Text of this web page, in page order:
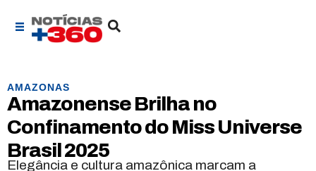
AMAZONAS
Amazonense Brilha no
Confinamento do Miss Universe
Brasil 2025
Elegância e cultura amazônica marcam a